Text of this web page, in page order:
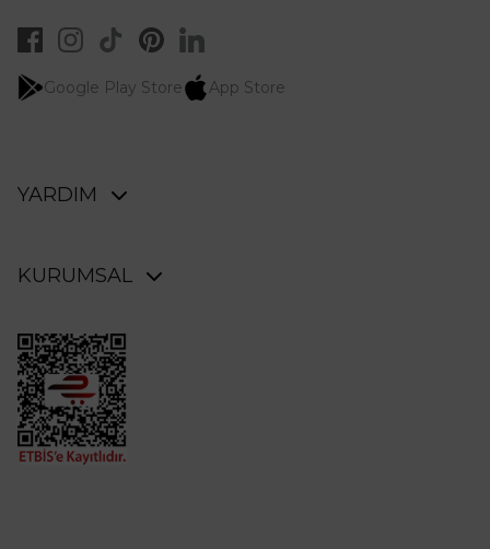
Google Play Store App Store
YARDIM
Sipariş & İade
Mağazalarımız
Sıkça Sorulan Sorular
Bize Ulaşın
Blog
KURUMSAL
Aydınlatma Metni
Mesafeli Satış Sözleşmesi
Ticari Elektronik İleti İzni
Çerez Politikası
Ön Bilgilendirme Formu